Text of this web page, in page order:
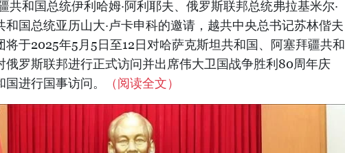
共和国总统伊利哈姆·阿利耶夫、俄罗斯联邦总统弗拉基米尔·
和国总统亚历山大·卢卡申科的邀请，越共中央总书记苏林偕夫
将于2025年5月5日至12日对哈萨克斯坦共和国、阿塞拜疆共和
俄罗斯联邦进行正式访问并出席伟大卫国战争胜利80周年庆
进行国事访问。
（阅读全文）